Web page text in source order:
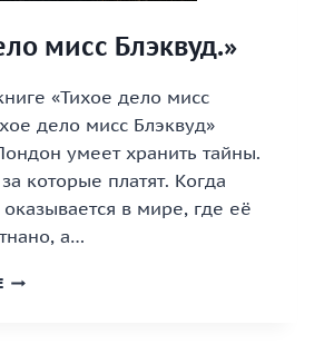
мисс Блэквуд.»
«Тихое дело мисс
дело мисс Блэквуд»
умеет хранить тайны.
которые платят. Когда
в мире, где её
а…
«ТИХОЕ